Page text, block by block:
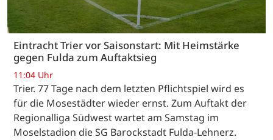
Eintracht Trier vor Saisonstart: Mit Heimstärke
gegen Fulda zum Auftaktsieg
11:04 Uhr
Trier. 77 Tage nach dem letzten Pflichtspiel wird es
für die Mosestädter wieder ernst. Zum Auftakt der
Regionalliga Südwest wartet am Samstag im
Moselstadion die SG Barockstadt Fulda-Lehnerz.